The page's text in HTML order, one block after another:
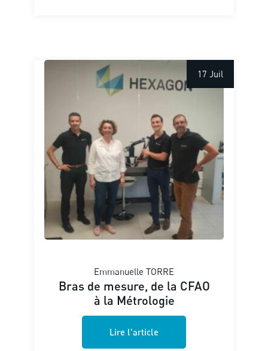
17 Juil
Emmanuelle TORRE
Bras de mesure, de la CFAO
à la Métrologie
Lire l'article